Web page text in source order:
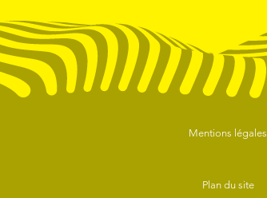
Mentions légales
Plan du site